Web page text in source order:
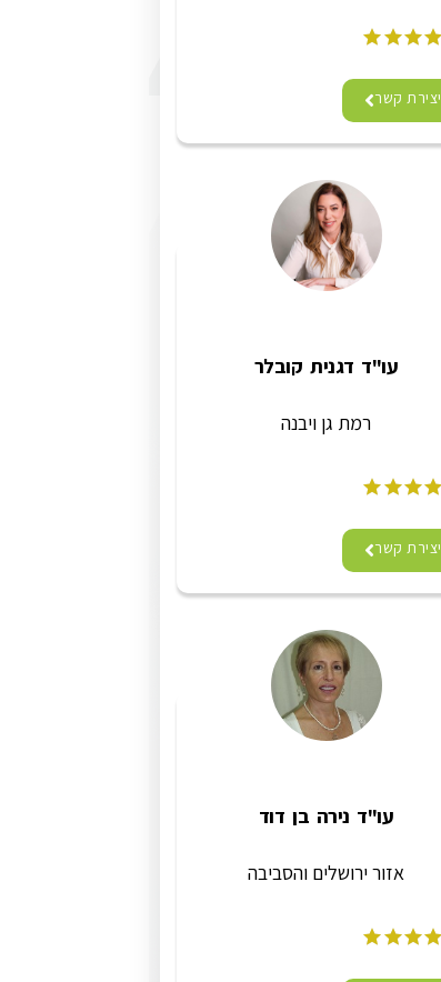
יצירת קשר
עו"ד דגנית קובלר
רמת גן ויבנה
יצירת קשר
עו"ד נירה בן דוד
אזור ירושלים והסביבה